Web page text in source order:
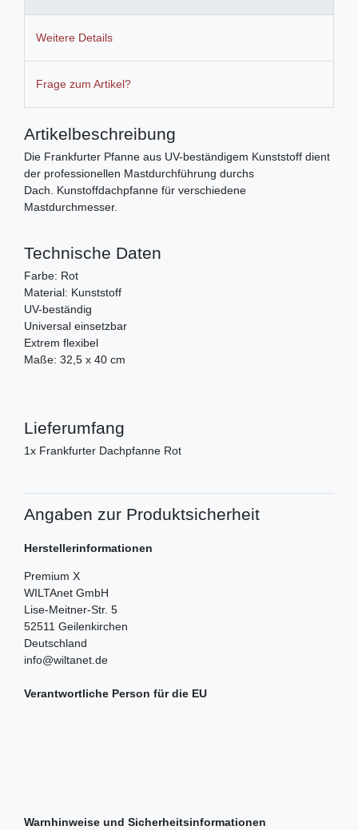
Weitere Details
Frage zum Artikel?
Artikelbeschreibung
Die Frankfurter Pfanne aus UV-beständigem Kunststoff dient
der professionellen Mastdurchführung durchs
Dach. Kunstoffdachpfanne für verschiedene
Mastdurchmesser.
Technische Daten
Farbe: Rot
Material: Kunststoff
UV-beständig
Universal einsetzbar
Extrem flexibel
Maße: 32,5 x 40 cm
Lieferumfang
1x Frankfurter Dachpfanne Rot
Angaben zur Produktsicherheit
Herstellerinformationen
Premium X
WILTAnet GmbH
Lise-Meitner-Str. 5
52511 Geilenkirchen
Deutschland
info@wiltanet.de
Verantwortliche Person für die EU
Warnhinweise und Sicherheitsinformationen